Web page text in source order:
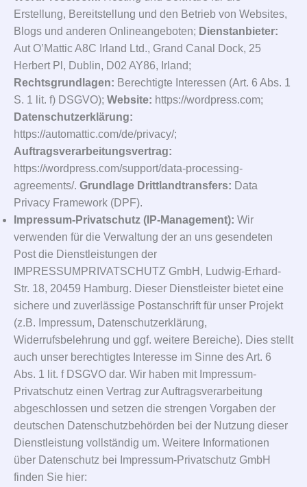
Erstellung, Bereitstellung und den Betrieb von Websites,
Blogs und anderen Onlineangeboten; Dienstanbieter:
Aut O’Mattic A8C Irland Ltd., Grand Canal Dock, 25
Herbert Pl, Dublin, D02 AY86, Irland;
Rechtsgrundlagen: Berechtigte Interessen (Art. 6 Abs. 1
S. 1 lit. f) DSGVO); Website: https://wordpress.com;
Datenschutzerklärung:
https://automattic.com/de/privacy/;
Auftragsverarbeitungsvertrag:
https://wordpress.com/support/data-processing-
agreements/. Grundlage Drittlandtransfers: Data
Privacy Framework (DPF).
Impressum-Privatschutz (IP-Management): Wir
verwenden für die Verwaltung der an uns gesendeten
Post die Dienstleistungen der
IMPRESSUMPRIVATSCHUTZ GmbH, Ludwig-Erhard-
Str. 18, 20459 Hamburg. Dieser Dienstleister bietet eine
sichere und zuverlässige Postanschrift für unser Projekt
(z.B. Impressum, Datenschutzerklärung,
Widerrufsbelehrung und ggf. weitere Bereiche). Dies stellt
auch unser berechtigtes Interesse im Sinne des Art. 6
Abs. 1 lit. f DSGVO dar. Wir haben mit Impressum-
Privatschutz einen Vertrag zur Auftragsverarbeitung
abgeschlossen und setzen die strengen Vorgaben der
deutschen Datenschutzbehörden bei der Nutzung dieser
Dienstleistung vollständig um. Weitere Informationen
über Datenschutz bei Impressum-Privatschutz GmbH
finden Sie hier: